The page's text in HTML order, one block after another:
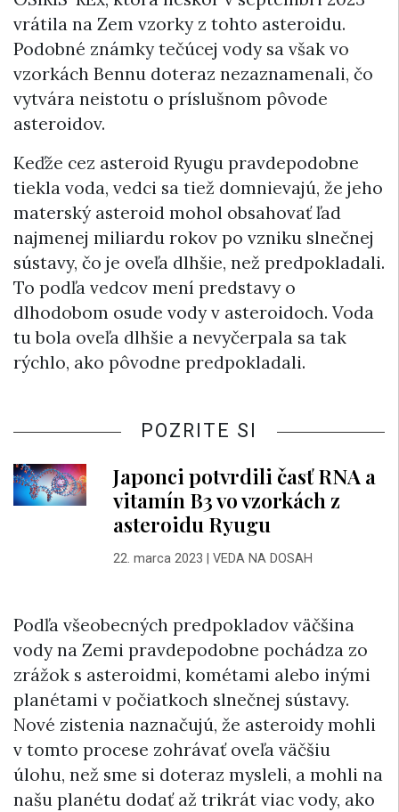
vrátila na Zem vzorky z tohto asteroidu.
Podobné známky tečúcej vody sa však vo
vzorkách Bennu doteraz nezaznamenali, čo
vytvára neistotu o príslušnom pôvode
asteroidov.
Keďže cez asteroid Ryugu pravdepodobne
tiekla voda, vedci sa tiež domnievajú, že jeho
materský asteroid mohol obsahovať ľad
najmenej miliardu rokov po vzniku slnečnej
sústavy, čo je oveľa dlhšie, než predpokladali.
To podľa vedcov mení predstavy o
dlhodobom osude vody v asteroidoch. Voda
tu bola oveľa dlhšie a nevyčerpala sa tak
rýchlo, ako pôvodne predpokladali.
POZRITE SI
Japonci potvrdili časť RNA a
vitamín B3 vo vzorkách z
asteroidu Ryugu
22. marca 2023 VEDA NA DOSAH
Podľa všeobecných predpokladov väčšina
vody na Zemi pravdepodobne pochádza zo
zrážok s asteroidmi, kométami alebo inými
planétami v počiatkoch slnečnej sústavy.
Nové zistenia naznačujú, že asteroidy mohli
v tomto procese zohrávať oveľa väčšiu
úlohu, než sme si doteraz mysleli, a mohli na
našu planétu dodať až trikrát viac vody, ako